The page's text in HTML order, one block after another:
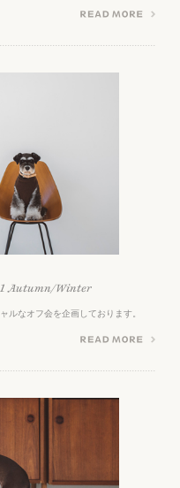
Autumn/Winter
ルなオフ会を企画しております。